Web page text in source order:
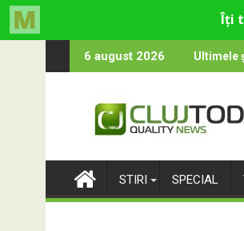
to
6 august 2026 Ultimele
la 2 ani
de Apă Someș, campioană la
STIRI SPECIAL